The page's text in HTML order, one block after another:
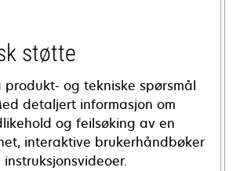
støtte
produkt- og tekniske spørsmål
detaljert informasjon om
og feilsøking av en
interaktive brukerhåndbøker